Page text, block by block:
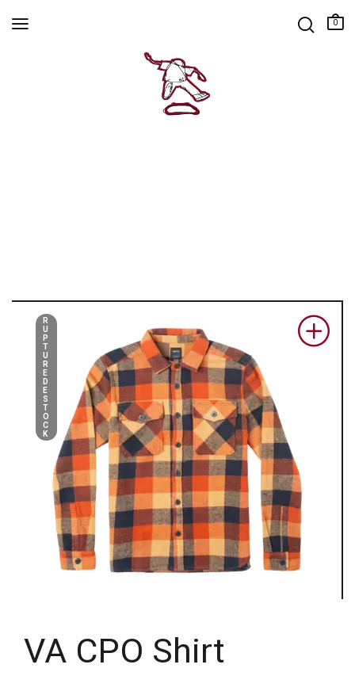
0
R
U
P
T
U
R
E
D
E
S
T
O
C
K
VA CPO Shirt